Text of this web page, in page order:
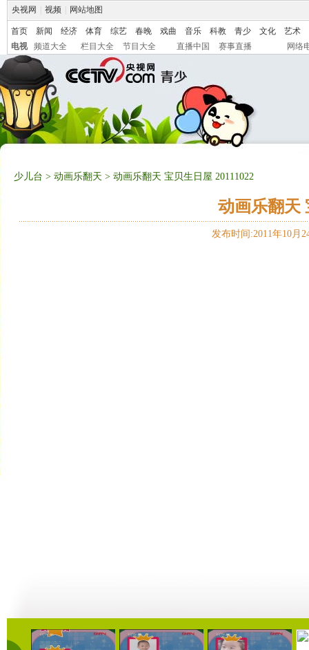
央视网 视频 网站地图
首页 新闻 经济 体育 综艺 春晚 戏曲 音乐 科教 青少 文化
艺术
电视
频道大全 栏目大全 节目大全 直播中国 赛事直播 网络
少儿台 > 动画乐翻天 > 动画乐翻天 宝贝生日屋 20111022
动画乐翻天
发布时间:2011年10月
01:03 01:03 01:03